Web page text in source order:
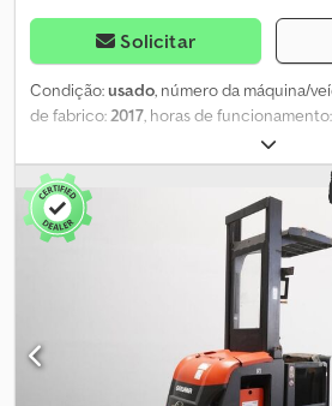
Solicitar
Condição:usado, número da máquina/
de fabrico:2017, horas de funcionamento:
, altura de elevação:
600 mm, tipo de mastro:simplex,
tensão da bateria:
, largura do
comprimento do garfo:
800 mm, peso em
total:2 530 mm , comprimento total:1 670
eletricidade
, -
lateral de bateria com rolos - Outros, 560
aço - Proteção do mastro: policarbonato
Elevação principal 1910 mm Credjzq H
adicional 800 mm - Altura de elevação e
mm - Altura total de elevação 2775 mm -